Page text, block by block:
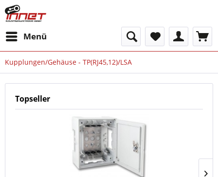
Menü
Kupplungen/Gehäuse - TP(RJ45,12)/LSA
Topseller